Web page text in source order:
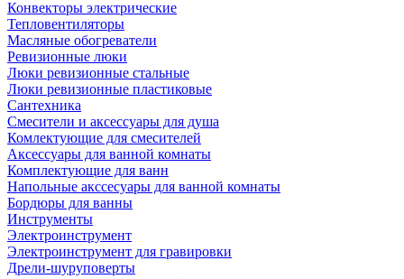
Конвекторы электрические
Тепловентиляторы
Масляные обогреватели
Ревизионные люки
Люки ревизионные стальные
Люки ревизионные пластиковые
Сантехника
Смесители и аксессуары для душа
Комлектующие для смесителей
Аксессуары для ванной комнаты
Комплектующие для ванн
Напольные акссесуары для ванной комнаты
Бордюры для ванны
Инструменты
Электроинструмент
Электроинструмент для гравировки
Дрели-шуруповерты